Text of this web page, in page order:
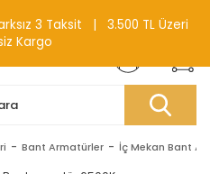
Bant Armatürler İç Mekan Bant
3 Taksit | 3.500 TL Üzeri
Kargo